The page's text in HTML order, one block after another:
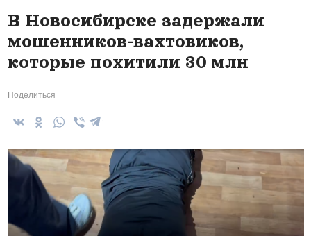
В Новосибирске задержали
мошенников-вахтовиков,
которые похитили 30 млн
Поделиться